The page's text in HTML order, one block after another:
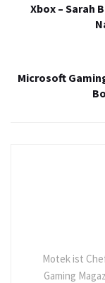
Xbox – Sarah
Microsoft
Motek ist
Gaming